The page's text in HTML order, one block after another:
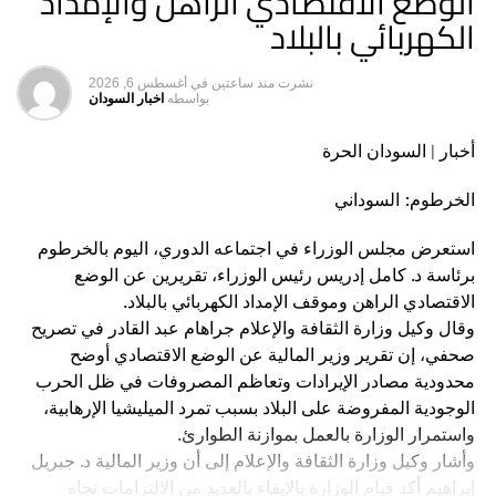
الكهربائي بالبلاد
نشرت منذ ساعتين في أغسطس 6, 2026
بواسطه اخبار السودان
أخبار | السودان الحرة
الخرطوم: السوداني
استعرض مجلس الوزراء في اجتماعه الدوري، اليوم بالخرطوم
برئاسة د. كامل إدريس رئيس الوزراء، تقريرين عن الوضع
الاقتصادي الراهن وموقف الإمداد الكهربائي بالبلاد.
وقال وكيل وزارة الثقافة والإعلام جراهام عبد القادر في تصريح
صحفي، إن تقرير وزير المالية عن الوضع الاقتصادي أوضح
محدودية مصادر الإيرادات وتعاظم المصروفات في ظل الحرب
الوجودية المفروضة على البلاد بسبب تمرد الميليشيا الإرهابية،
واستمرار الوزارة بالعمل بموازنة الطوارئ.
وأشار وكيل وزارة الثقافة والإعلام إلى أن وزير المالية د. جبريل
إبراهيم أكد قيام الوزارة بالإيفاء بالعديد من الالتزامات تجاه